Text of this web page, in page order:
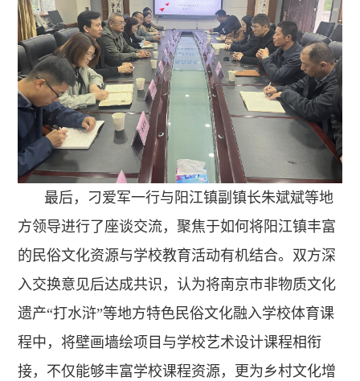
最后，刁爱军一行与阳江镇副镇长朱斌斌等地
方领导进行了座谈交流，聚焦于如何将阳江镇丰富
的民俗文化资源与学校教育活动有机结合。双方深
入交换意见后达成共识，认为将南京市非物质文化
遗产“打水浒”等地方特色民俗文化融入学校体育课
程中，将壁画墙绘项目 与学校艺术设计课程相衔
接，不仅能够丰富学校课程资源，更为乡村文化增